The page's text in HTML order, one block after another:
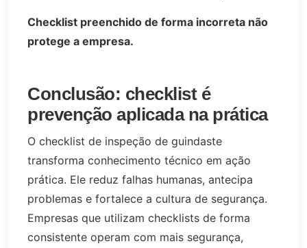
Checklist preenchido de forma incorreta não
protege a empresa.
Conclusão: checklist é
prevenção aplicada na prática
O checklist de inspeção de guindaste
transforma conhecimento técnico em ação
prática. Ele reduz falhas humanas, antecipa
problemas e fortalece a cultura de segurança.
Empresas que utilizam checklists de forma
consistente operam com mais segurança,